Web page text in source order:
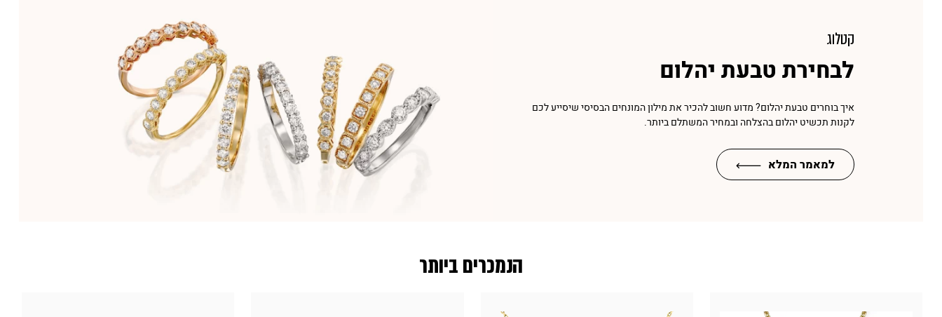
קטלוג
לבחירת טבעת יהלום
איך בוחרים טבעת יהלום? מדוע חשוב להכיר את מילון המונחים הבסיסי שיסייע לכם
לקנות תכשיט יהלום בהצלחה ובמחיר המשתלם ביותר.
למאמר המלא
הנמכרים ביותר